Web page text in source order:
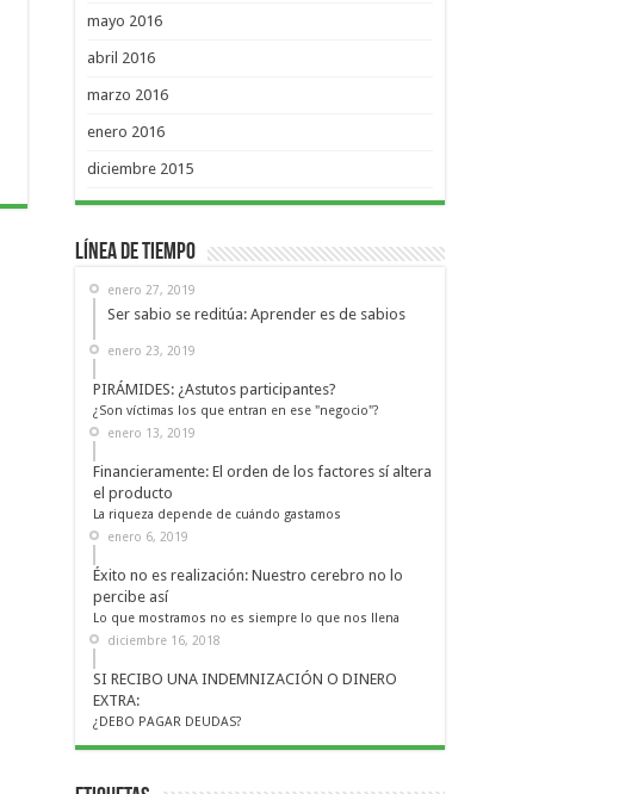
mayo 2016
abril 2016
marzo 2016
enero 2016
diciembre 2015
Línea de Tiempo
enero 27, 2019
Ser sabio se reditúa: Aprender es de sabios
enero 23, 2019
PIRÁMIDES: ¿Astutos participantes?
¿Son víctimas los que entran en ese "negocio"?
enero 13, 2019
Financieramente: El orden de los factores sí altera
el producto
La riqueza depende de cuándo gastamos
enero 6, 2019
Éxito no es realización: Nuestro cerebro no lo
percibe así
Lo que mostramos no es siempre lo que nos llena
diciembre 16, 2018
SI RECIBO UNA INDEMNIZACIÓN O DINERO
EXTRA:
¿DEBO PAGAR DEUDAS?